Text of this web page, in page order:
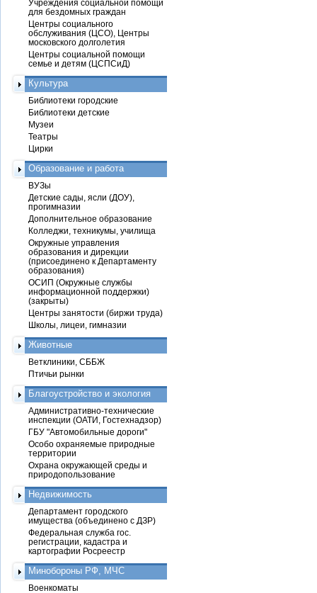
Учреждения социальной помощи
для бездомных граждан
Центры социального
обслуживания (ЦСО), Центры
московского долголетия
Центры социальной помощи
семье и детям (ЦСПСиД)
Культура
Библиотеки городские
Библиотеки детские
Музеи
Театры
Цирки
Образование и работа
ВУЗы
Детские сады, ясли (ДОУ),
прогимназии
Дополнительное образование
Колледжи, техникумы, училища
Окружные управления
образования и дирекции
(присоединено к Департаменту
образования)
ОСИП (Окружные службы
информационной поддержки)
(закрыты)
Центры занятости (биржи труда)
Школы, лицеи, гимназии
Животные
Ветклиники, СББЖ
Птичьи рынки
Благоустройство и экология
Административно-технические
инспекции (ОАТИ, Гостехнадзор)
ГБУ "Автомобильные дороги"
Особо охраняемые природные
территории
Охрана окружающей среды и
природопользование
Недвижимость
Департамент городского
имущества (объединено с ДЗР)
Федеральная служба гос.
регистрации, кадастра и
картографии Росреестр
Минобороны РФ, МЧС
Военкоматы